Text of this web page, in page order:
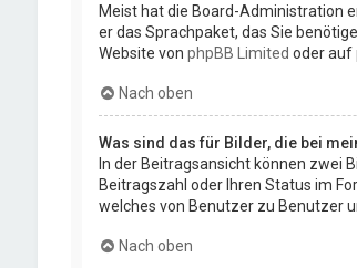
Meist hat die Board-Administration
er das Sprachpaket, das Sie
Website von phpBB Limited oder auf
Nach oben
Was sind das für Bilder, die bei
In der Beitragsansicht können zwei
Beitragszahl oder Ihren Status im
welches von Benutzer zu Benutzer
Nach oben